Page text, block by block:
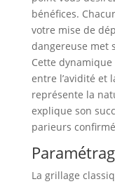
bénéfices.
votre mise de
dangereuse met
Cette
entre l’avidité et
représente la
explique son
parieurs
La grillage